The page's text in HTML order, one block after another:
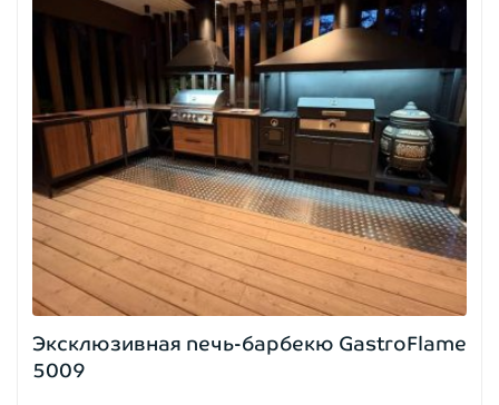
Эксклюзивная печь-барбекю GastroFlame
5009